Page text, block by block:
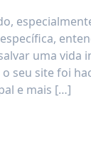
uma vida
seu site foi
e mais […]